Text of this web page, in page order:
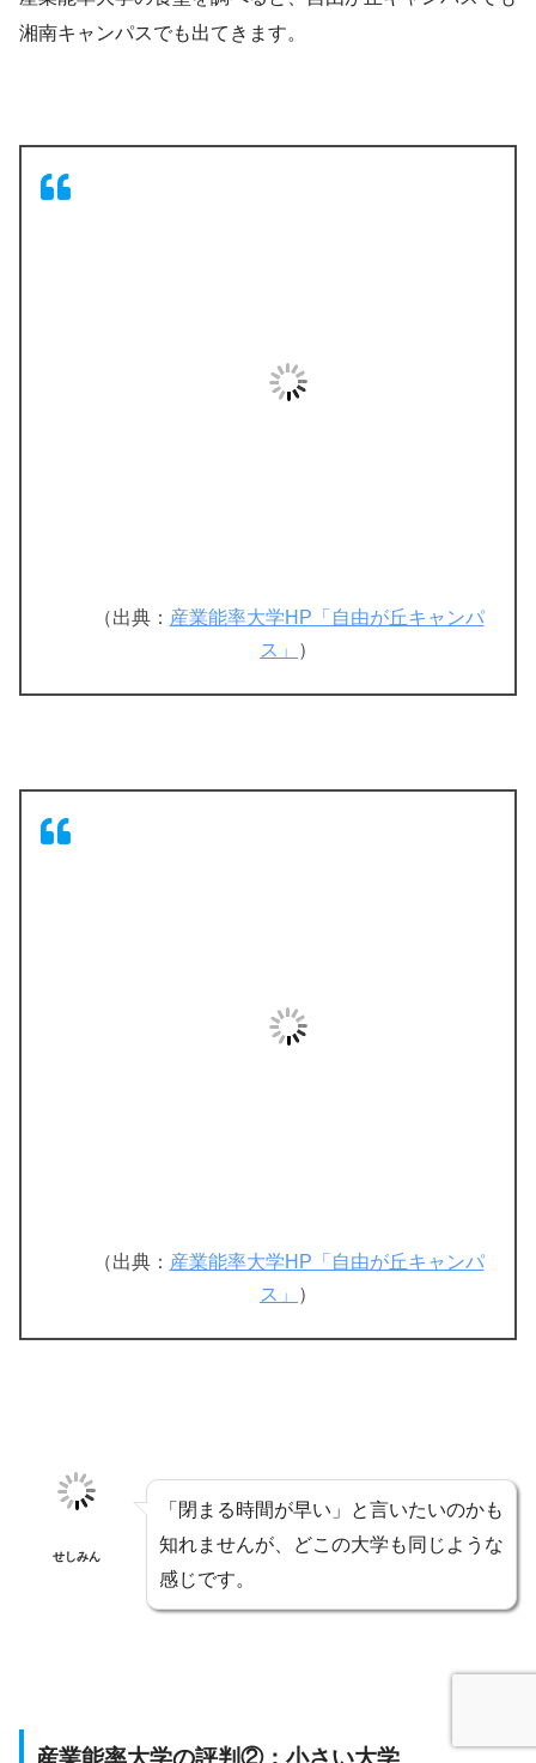
湘南キャンパスでも出てきます。
（出典： 産業能率大学HP「自由が丘キャンパ
ス」
）
（出典： 産業能率大学HP「自由が丘キャンパ
ス」
）
せしみん
「閉まる時間が早い」と言いたいのかも
知れませんが、どこの大学も同じような
感じです。
産業能率大学の評判②：小さい大学